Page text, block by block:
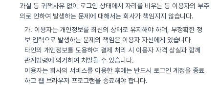
과실 등 귀책사유 없이 로그인 상태에서 자리를 비우는 등 이용자의 부주
의로 인하여 발생하는 문제에 대해서는 회사가 책임지지 않습니다.
가. 이용자는 개인정보를 최신의 상태로 유지해야 하며, 부정확한 정
보 입력으로 발생하는 문제의 책임은 이용자 자신에게 있습니다
타인의 개인정보를 도용하여 결제 처리 시 이용자 자격 상실과 함께
관계법령에 의거하여 처벌될 수 있습니다.
이용자는 회사의 서비스를 이용한 후에는 반드시 로그인 계정을 종료
하고 웹 브라우저 프로그램을 종료해야 합니다.